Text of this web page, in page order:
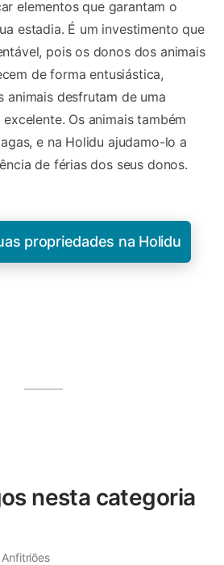
elementos que garantam o
estadia. É um investimento que
pois os donos dos animais
de forma entusiástica,
animais desfrutam de uma
Os animais também
e na Holidu ajudamo-lo a
de férias dos seus donos.
propriedades na Holidu
nesta categoria
Anfitriões